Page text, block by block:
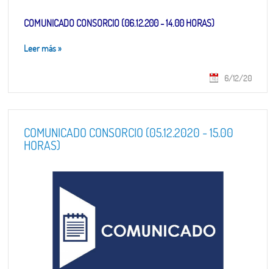
COMUNICADO CONSORCIO (06.12.200 - 14.00 HORAS)
Leer más»
6/12/20
COMUNICADO CONSORCIO (05.12.2020 - 15.00
HORAS)